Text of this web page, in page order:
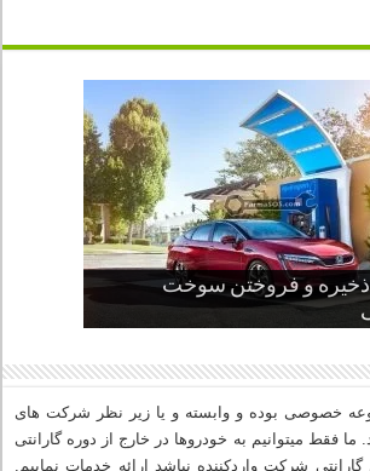
و فروختن سوخت
ماسل کارها یا خودروهای
خوردگی خودرو می شود؟
جذاب سال های اخیر صنعت
صد طراحی خودرو قسمت
خصوصی بوده و وابسته و یا زیر نظر شرکت های
ما فقط میتوانیم به خودروها در خارج از دوره گارانتی
شرکت واردکننده نباشد ارائه خدمات نماییم.